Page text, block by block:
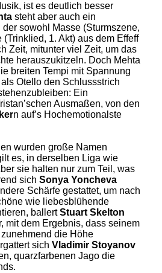
ist es deutlich besser
steht aber auch ein
sowohl Masse (Sturmszene,
1. Akt) aus dem Effeff
Zeit, mitunter viel Zeit, um das
herauszukitzeln. Doch Mehta
breiten Tempi mit Spannung
Otello den Schlussstrich
Ein
Ausmaßen, von den
n auf’s Hochemotionalste
wurden große Namen
es, in derselben Liga wie
sie halten nur zum Teil, was
sich Sonya Yoncheva
Schärfe gestattet, um nach
wie liebesblühende
ballertStuart Skelton
mit dem Ergebnis, dass seinem
die Höhe
sich Vladimir Stoyanov
quarzfarbenen Jago die